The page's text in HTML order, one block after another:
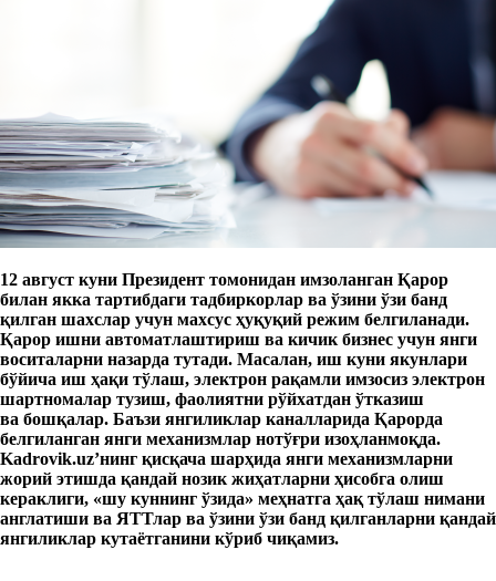
12 август куни Президент томонидан имзоланган Қарор
билан якка тартибдаги тадбиркорлар ва ўзини ўзи банд
қилган шахслар учун махсус ҳуқуқий режим белгиланади.
Қарор ишни автоматлаштириш ва кичик бизнес учун янги
воситаларни назарда тутади. Масалан, иш куни якунлари
бўйича иш ҳақи тўлаш, электрон рақамли имзосиз электрон
шартномалар тузиш, фаолиятни рўйхатдан ўтказиш
ва бошқалар. Баъзи янгиликлар каналларида Қарорда
белгиланган янги механизмлар нотўғри изоҳланмоқда.
Kadrovik.uz’нинг қисқача шарҳида янги механизмларни
жорий этишда қандай нозик жиҳатларни ҳисобга олиш
кераклиги, «шу куннинг ўзида» меҳнатга ҳақ тўлаш нимани
англатиши ва ЯТТлар ва ўзини ўзи банд қилганларни қандай
янгиликлар кутаётганини кўриб чиқамиз.